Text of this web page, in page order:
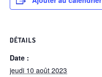
DÉTAILS
Date :
jeudi 10 août 2023